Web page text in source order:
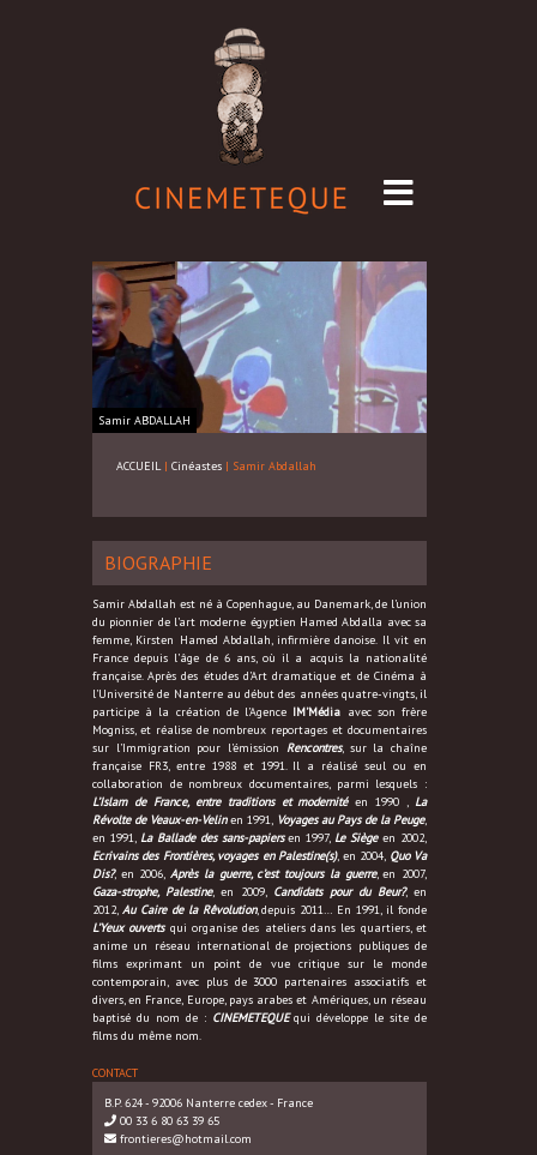
Samir ABDALLAH
ACCUEIL | Cinéastes | Samir Abdallah
BIOGRAPHIE
Samir Abdallah est né à Copenhague, au Danemark, de l’union
du pionnier de l’art moderne égyptien Hamed Abdalla avec sa
femme, Kirsten Hamed Abdallah, infirmière danoise. Il vit en
France depuis l’âge de 6 ans, où il a acquis la nationalité
française. Après des études d’Art dramatique et de Cinéma à
l’Université de Nanterre au début des années quatre-vingts, il
participe à la création de l’Agence IM’Média avec son frère
Mogniss, et réalise de nombreux reportages et documentaires
sur l’Immigration pour l’émission Rencontres, sur la chaîne
française FR3, entre 1988 et 1991. Il a réalisé seul ou en
collaboration de nombreux documentaires, parmi lesquels :
L’Islam de France, entre traditions et modernité en 1990 , La
Révolte de Veaux-en-Velinen 1991, Voyages au Pays de la Peuge,
en 1991, La Ballade des sans-papiersen 1997, Le Siègeen 2002,
Ecrivains des Frontières, voyages en Palestine(s), en 2004, Quo Va
Dis?, en 2006,Après la guerre, c’est toujours la guerre, en 2007,
Gaza-strophe, Palestine, en 2009, Candidats pour du Beur?, en
2012, Au Caire de la Rêvolution, depuis 2011… En 1991, il fonde
L’Yeux ouverts qui organise des ateliers dans les quartiers, et
anime un réseau international de projections publiques de
films exprimant un point de vue critique sur le monde
contemporain, avec plus de 3000 partenaires associatifs et
divers, en France, Europe, pays arabes et Amériques, un réseau
baptisé du nom de : CINEMETEQUEqui développe le site de
films du même nom.
CONTACT
B.P. 624 - 92006 Nanterre cedex - France
00 33 6 80 63 39 65
frontieres@hotmail.com